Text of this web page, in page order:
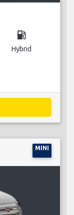
local_gas_station
Hybrid
MINI